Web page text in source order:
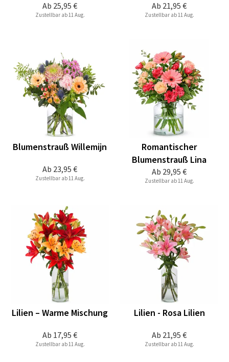
Ab 25,95 €
Zustellbar ab 11 Aug.
Ab 21,95 €
Zustellbar ab 11 Aug.
Ab 23,95 €
Blumenstrauß Willemijn
Zustellbar ab 11 Aug.
Ab 29,95 €
Romantischer
Blumenstrauß Lina
Zustellbar ab 11 Aug.
Ab 17,95 €
Lilien – Warme Mischung
Zustellbar ab 11 Aug.
Ab 21,95 €
Lilien - Rosa Lilien
Zustellbar ab 11 Aug.